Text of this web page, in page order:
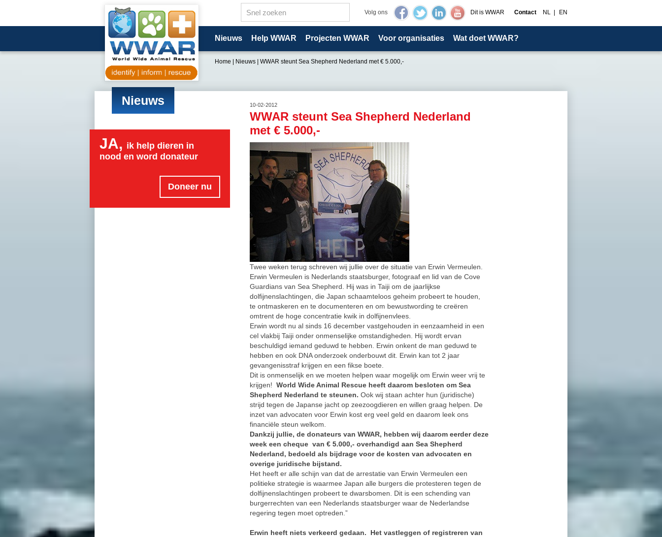
NL EN
Dit is WWAR Contact
Volg ons
Nieuws Help WWAR Projecten WWAR Voor organisaties Wat doet WWAR?
Home Nieuws WWAR steunt Sea Shepherd Nederland met € 5.000,-
Nieuws
JA, ik help dieren in
nood en word donateur
Doneer nu
10-02-2012
WWAR steunt Sea Shepherd Nederland
met € 5.000,-
Twee weken terug schreven wij jullie over de situatie van Erwin Vermeulen.
Erwin Vermeulen is Nederlands staatsburger, fotograaf en lid van de Cove
Guardians van Sea Shepherd. Hij was in Taiji om de jaarlijkse
dolfijnenslachtingen, die Japan schaamteloos geheim probeert te houden,
te ontmaskeren en te documenteren en om bewustwording te creëren
omtrent de hoge concentratie kwik in dolfijnenvlees.
Erwin wordt nu al sinds 16 december vastgehouden in eenzaamheid in een
cel vlakbij Taiji onder onmenselijke omstandigheden. Hij wordt ervan
beschuldigd iemand geduwd te hebben. Erwin onkent de man geduwd te
hebben en ook DNA onderzoek onderbouwt dit. Erwin kan tot 2 jaar
gevangenisstraf krijgen en een fikse boete.
Dit is onmenselijk en we moeten helpen waar mogelijk om Erwin weer vrij te
krijgen!World Wide Animal Rescue heeft daarom besloten om Sea
Shepherd Nederland te steunen.Ook wij staan achter hun (juridische)
strijd tegen de Japanse jacht op zeezoogdieren en willen graag helpen. De
inzet van advocaten voor Erwin kost erg veel geld en daarom leek ons
financiële steun welkom.
Dankzij jullie, de donateurs van WWAR, hebben wij daarom eerder deze
week een cheque van € 5.000,- overhandigd aan Sea Shepherd
Nederland, bedoeld als bijdrage voor de kosten van advocaten en
overige juridische bijstand.
Het heeft er alle schijn van dat de arrestatie van Erwin Vermeulen een
politieke strategie is waarmee Japan alle burgers die protesteren tegen de
dolfijnenslachtingen probeert te dwarsbomen. Dit is een schending van
burgerrechten van een Nederlands staatsburger waar de Nederlandse
regering tegen moet optreden.”
Erwin heeft niets verkeerd gedaan. Het vastleggen of registreren van